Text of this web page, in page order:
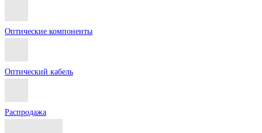
Оптические компоненты
Оптический кабель
Распродажа